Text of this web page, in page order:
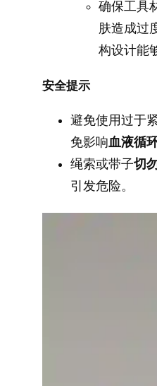
确保工具
肤造成过
构设计能
安全提示
避免使用过于
免影响血液循
绳索或带子切
引发危险。